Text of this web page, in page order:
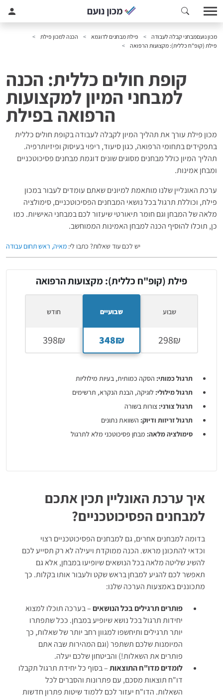
מכון נועםמבחני קבלה לעבודה פילת מבחנים לדוגמא
הכנה למכון פילת
פילת (קופ"ח כללית): מקצועות הרפואה
קופת חולים כללית: הכנה
למבחני המיון למקצועות
הרפואה בפילת
מכון פילת עורך את תהליך המיון לקבלה לעבודה בקופת חולים כללית
בתפקידים בתחומי הרפואה, כגון סיעוד, ריפוי בעיסוק ופיזיותרפיה.
תהליך המיון כולל מבחנים מסוגים שונים דוגמת מבחנים פסיכוטכניים
ומבחן אמינות.
ערכת האונליין שלנו מותאמת למיונים שאתם עומדים לעבור במכון
פילת, וכוללת תרגול בכל נושאי המבחנים הפסיכוטכניים, סימולציה
מלאה של המבחן וגם חומר תיאורטי שיעזור לכם במבחני האישיות. כמו
כן, תוכלו להוסיף הכנה למבחן האמינות הממוחשב.
יש לכם עוד שאלות? כתבו לי: מאיה, ראש תחום עבודה
פילת (קופ"ח כללית): מקצועות הרפואה
שבוע שבועיים
‏348₪
חודש
תרגול כמותי: הסקה כמותית, בעיות מילוליות
תרגול מילולי: לוגיקה, הבנת הנקרא, תרשימים
תרגול צורני: צורות בשורה
תרגול זריזות ודיוק: השוואת נתונים
סימולציה מלאה: מבחן פסיכוטכני מלא לתרגול
איך ערכת האונליין תכין אתכם
למבחנים הפסיכוטכניים?
בדומה למבחנים אחרים, גם למבחנים הפסיכוטכניים רצוי
וכדאי להתכונן מראש. הכנה ממוקדת ויעילה לא רק תסייע לכם
להשיג שליטה מלאה בכל הנושאים שיופיעו במבחן, אלא גם
תאפשר לכם להגיע למבחן בראש שקט ולעבור אותו בקלות. כך
מתכוננים באמצעות הערכה שלנו:
פותרים תרגילים בכל הנושאים–בערכה תוכלו למצוא
יחידות תרגול בכל נושא שיופיע במבחן. ככל שתפתרו
יותר תרגילים ותיחשפו למגוון רחב יותר של שאלות, כך
המיומנות שלכם תשתפר (וגם המהירות שבה אתם
פותרים את השאלות!) והביטחון שלכם יעלה.
לומדים מדו"ח התוצאות–בסוף כל יחידת תרגול תקבלו
דו"ח תוצאות מסכם, עם פתרונות והסברים לכל
השאלות. הדו"ח יעזור לכם ללמוד שיטות פתרון חדשות